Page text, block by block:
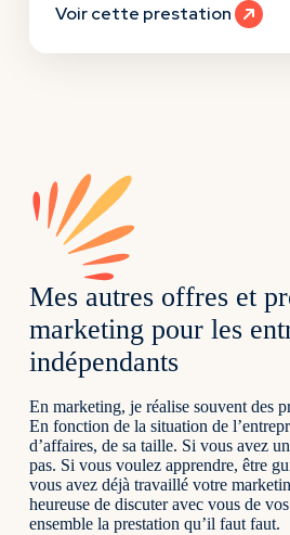
Voir cette prestation
Mes autres offres et
marketing pour les
indépendants
En marketing, je réalise souvent des
En fonction de la situation de
d’affaires, de sa taille. Si vous avez
pas. Si vous voulez apprendre, être
vous avez déjà travaillé votre
heureuse de discuter avec vous de
ensemble la prestation qu’il faut faut.